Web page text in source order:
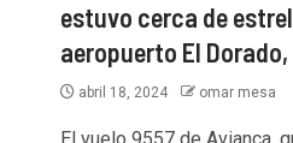
estuvo cerca de
aeropuerto El
abril 18, 2024 omar mesa